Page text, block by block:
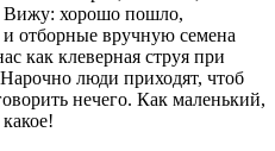
Вижу: хорошо пошло,
и отборные вручную семена
как клеверная струя при
люди приходят, чтоб
нечего. Как маленький,